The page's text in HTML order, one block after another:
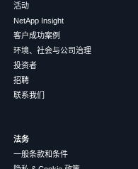
活动
NetApp Insight
客户成功案例
环境、社会与公司治理
投资者
招聘
联系我们
法务
一般条款和条件